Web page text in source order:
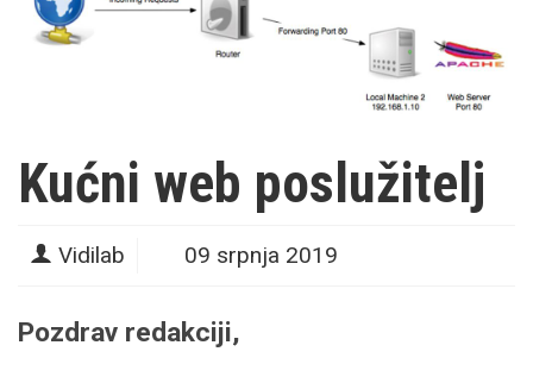
Kućni web poslužitelj
Vidilab 09 srpnja 2019
Pozdrav redakciji,